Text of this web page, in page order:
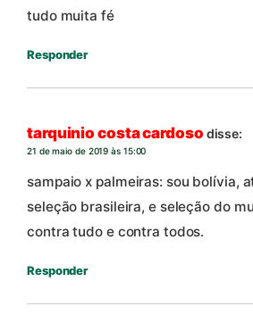
tudo muita fé
Responder
tarquinio costa cardoso disse:
21 de maio de 2019 às 15:00
sampaio x palmeiras: sou bolívia,
seleção brasileira, e seleção do
contra tudo e contra todos.
Responder